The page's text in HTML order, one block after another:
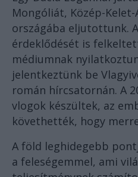
Mongóliát, Közép-
országába eljutottunk.
érdeklődését is
médiumnak
jelentkeztünk be
román hírcsatornán. A
vlogok készültek, az
követhették, hogy
A föld leghidegebb
a feleségemmel, ami